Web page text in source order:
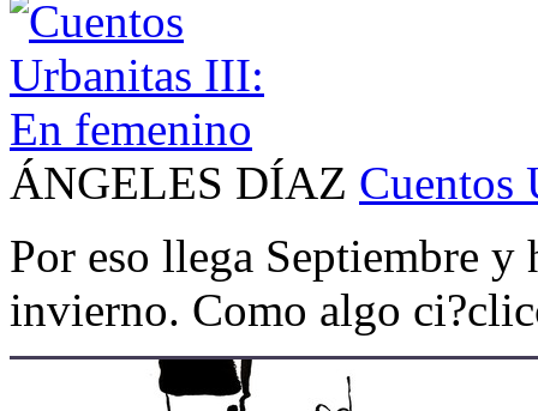
ÁNGELES DÍAZ Cuentos
Por eso llega Septiembre y
invierno. Como algo